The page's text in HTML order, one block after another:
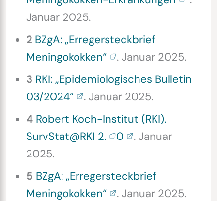
Januar 2025.
2 BZgA: „Erregersteckbrief
Meningokokken“
. Januar 2025.
3 RKI: „Epidemiologisches Bulletin
03/2024“
. Januar 2025.
4 Robert Koch-Institut (RKI).
SurvStat@RKI 2.
0
. Januar
2025.
5 BZgA: „Erregersteckbrief
Meningokokken“
. Januar 2025.